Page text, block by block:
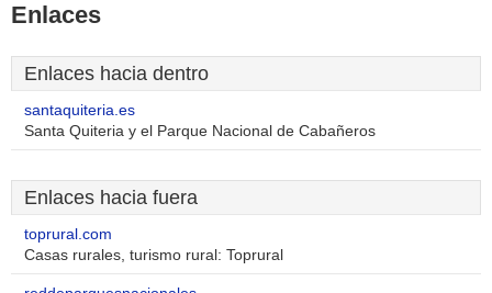
Enlaces
Enlaces hacia dentro
santaquiteria.es
Santa Quiteria y el Parque Nacional de Cabañeros
Enlaces hacia fuera
toprural.com
Casas rurales, turismo rural: Toprural